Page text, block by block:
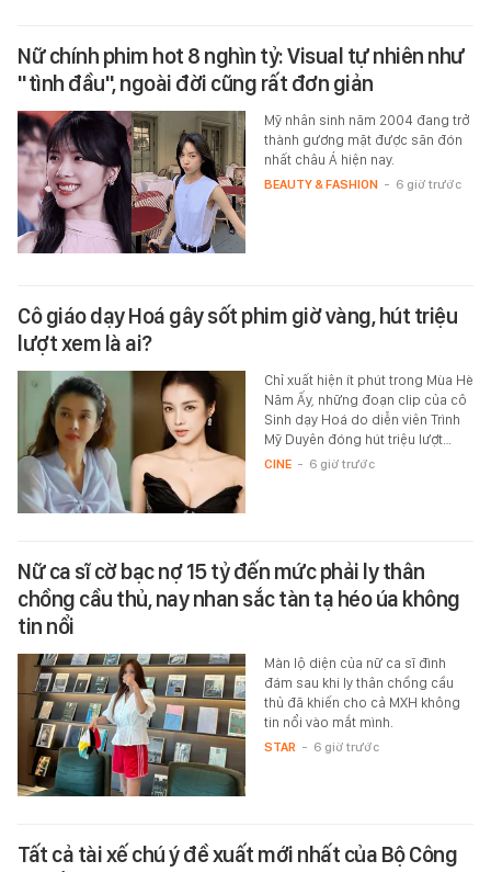
Nữ chính phim hot 8 nghìn tỷ: Visual tự nhiên như
"tình đầu", ngoài đời cũng rất đơn giản
Mỹ nhân sinh năm 2004 đang trở
thành gương mặt được săn đón
nhất châu Á hiện nay.
BEAUTY & FASHION - 6 giờ trước
Cô giáo dạy Hoá gây sốt phim giờ vàng, hút triệu
lượt xem là ai?
Chỉ xuất hiện ít phút trong Mùa Hè
Năm Ấy, những đoạn clip của cô
Sinh dạy Hoá do diễn viên Trình
Mỹ Duyên đóng hút triệu lượt…
CINE - 6 giờ trước
Nữ ca sĩ cờ bạc nợ 15 tỷ đến mức phải ly thân
chồng cầu thủ, nay nhan sắc tàn tạ héo úa không
tin nổi
Màn lộ diện của nữ ca sĩ đình
đám sau khi ly thân chồng cầu
thủ đã khiến cho cả MXH không
tin nổi vào mắt mình.
STAR - 6 giờ trước
Tất cả tài xế chú ý đề xuất mới nhất của Bộ Công